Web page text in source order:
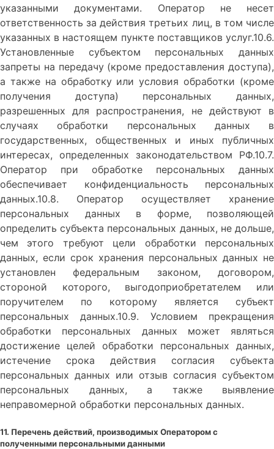
указанными документами. Оператор не несет
ответственность за действия третьих лиц, в том числе
указанных в настоящем пункте поставщиков услуг.10.6.
Установленные субъектом персональных данных
запреты на передачу (кроме предоставления доступа),
а также на обработку или условия обработки (кроме
получения доступа) персональных данных,
разрешенных для распространения, не действуют в
случаях обработки персональных данных в
государственных, общественных и иных публичных
интересах, определенных законодательством РФ.10.7.
Оператор при обработке персональных данных
обеспечивает конфиденциальность персональных
данных.10.8. Оператор осуществляет хранение
персональных данных в форме, позволяющей
определить субъекта персональных данных, не дольше,
чем этого требуют цели обработки персональных
данных, если срок хранения персональных данных не
установлен федеральным законом, договором,
стороной которого, выгодоприобретателем или
поручителем по которому является субъект
персональных данных.10.9. Условием прекращения
обработки персональных данных может являться
достижение целей обработки персональных данных,
истечение срока действия согласия субъекта
персональных данных или отзыв согласия субъектом
персональных данных, а также выявление
неправомерной обработки персональных данных.
11. Перечень действий, производимых Оператором с
полученными персональными данными